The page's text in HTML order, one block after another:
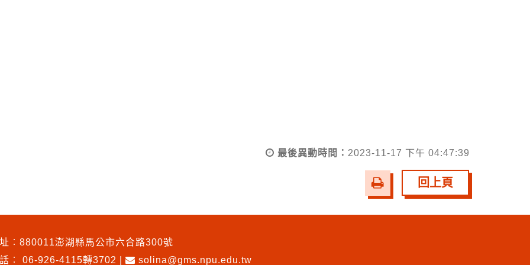
最後異動時間： 2023-11-17 下午 04:47:39
友
善
回上頁
︰880011澎湖縣馬公市六合路300號
︰ 06-926-4115轉3702 solina@gms.npu.edu.tw